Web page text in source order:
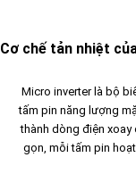
QUẢN LÝ
-THIẾT BỊ TỰ
-THIẾT BỊ TỰ
Cơ chế tản nhiệt
Micro inverter là bộ
tấm pin năng lượng
thành dòng điện xoay
gọn, mỗi tấm pin